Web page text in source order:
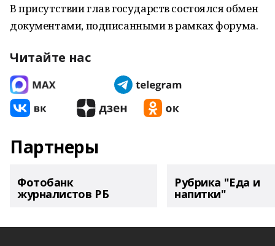
В присутствии глав государств состоялся обмен
документами, подписанными в рамках форума.
Читайте нас
Партнеры
Фотобанк
журналистов РБ
Рубрика "Еда и
напитки"